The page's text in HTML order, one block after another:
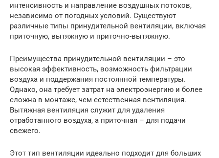
интенсивность и направление воздушных потоков,
независимо от погодных условий. Существуют
различные типы принудительной вентиляции, включая
приточную, вытяжную и приточно-вытяжную.
Преимущества принудительной вентиляции – это
высокая эффективность, возможность фильтрации
воздуха и поддержания постоянной температуры.
Однако, она требует затрат на электроэнергию и более
сложна в монтаже, чем естественная вентиляция.
Вытяжная вентиляция служит для удаления
отработанного воздуха, а приточная – для подачи
свежего.
Этот тип вентиляции идеально подходит для больших